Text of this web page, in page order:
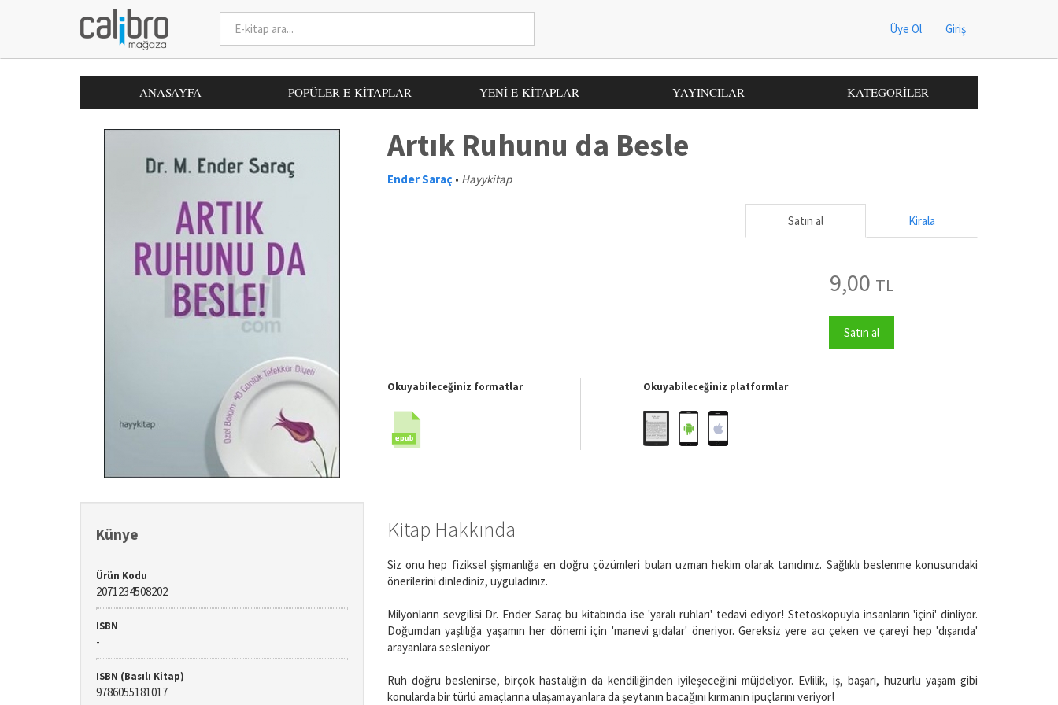
Üye Ol Giriş
ANASAYFA POPÜLER E-KİTAPLAR YENİ E-KİTAPLAR YAYINCILAR KATEGORİLER
Artık Ruhunu da Besle
Ender Saraç • Hayykitap
Satın al Kirala
9,00 TL
Satın al
Okuyabileceğiniz formatlar Okuyabileceğiniz platformlar
Künye
Ürün Kodu
2071234508202
ISBN
-
ISBN (Basılı Kitap)
9786055181017
Kitap Hakkında
Siz onu hep fiziksel şişmanlığa en doğru çözümleri bulan uzman hekim olarak tanıdınız. Sağlıklı beslenme konusundaki
önerilerini dinlediniz, uyguladınız.
Milyonların sevgilisi Dr. Ender Saraç bu kitabında ise 'yaralı ruhları' tedavi ediyor! Stetoskopuyla insanların 'içini' dinliyor.
Doğumdan yaşlılığa yaşamın her dönemi için 'manevi gıdalar' öneriyor. Gereksiz yere acı çeken ve çareyi hep 'dışarıda'
arayanlara sesleniyor.
Ruh doğru beslenirse, birçok hastalığın da kendiliğinden iyileşeceğini müjdeliyor. Evlilik, iş, başarı, huzurlu yaşam gibi
konularda bir türlü amaçlarına ulaşamayanlara da şeytanın bacağını kırmanın ipuçlarını veriyor!